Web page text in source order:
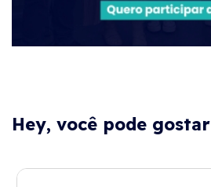
Hey, você pode gostar